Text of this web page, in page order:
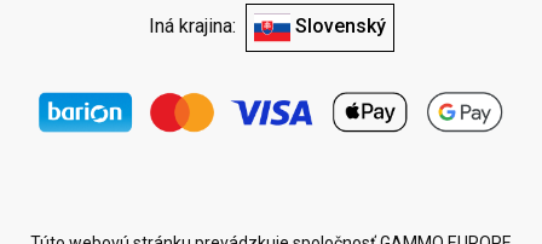
Iná krajina: Slovenský